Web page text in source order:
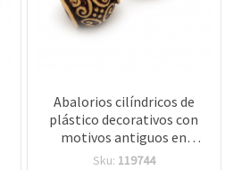
Abalorios cilíndricos de
plástico decorativos con
motivos antiguos en
relieve, 15x15 mm,
Sku: 119744